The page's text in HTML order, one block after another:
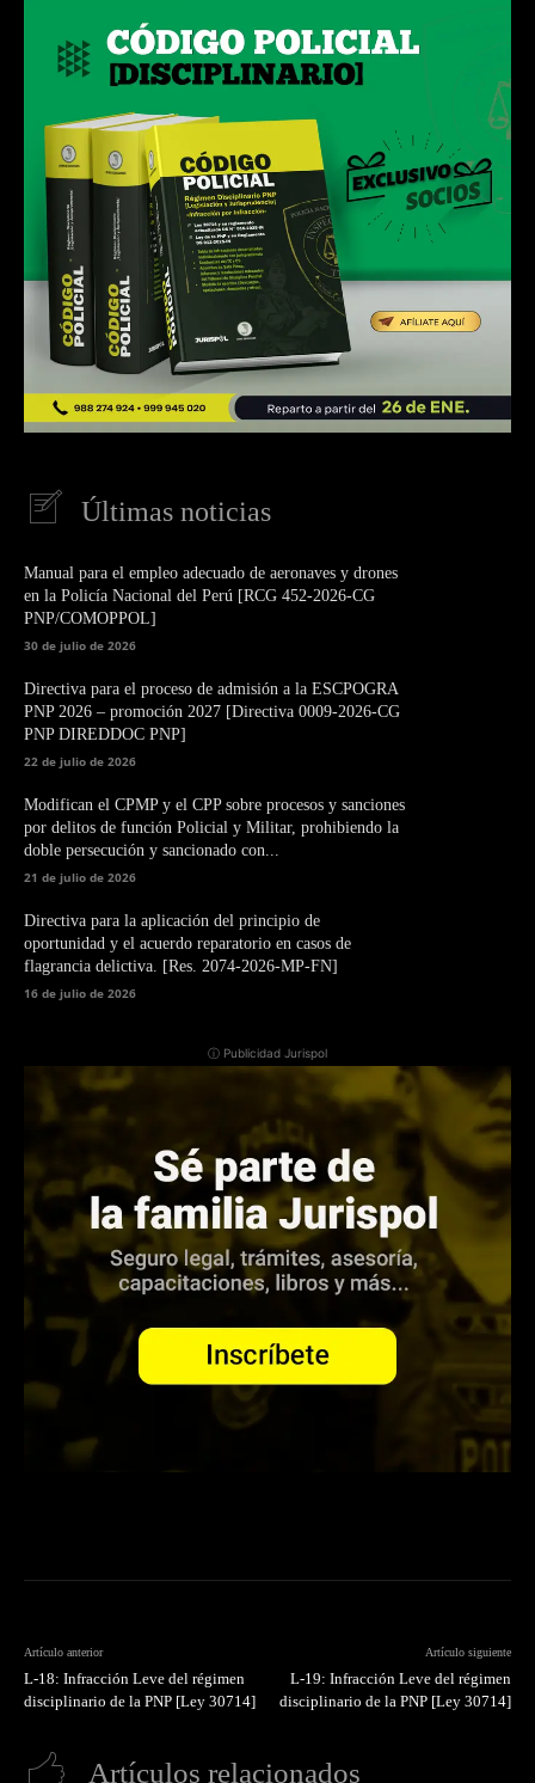
Últimas noticias
Manual para el empleo adecuado de aeronaves y drones
en la Policía Nacional del Perú [RCG 452-2026-CG
PNP/COMOPPOL]
30 de julio de 2026
Directiva para el proceso de admisión a la ESCPOGRA
PNP 2026 – promoción 2027 [Directiva 0009-2026-CG
PNP DIREDDOC PNP]
22 de julio de 2026
Modifican el CPMP y el CPP sobre procesos y sanciones
por delitos de función Policial y Militar, prohibiendo la
doble persecución y sancionado con...
21 de julio de 2026
Directiva para la aplicación del principio de
oportunidad y el acuerdo reparatorio en casos de
flagrancia delictiva. [Res. 2074-2026-MP-FN]
16 de julio de 2026
ⓘ Publicidad Jurispol
Artículo anterior
L-18: Infracción Leve del régimen
disciplinario de la PNP [Ley 30714]
Artículo siguiente
L-19: Infracción Leve del régimen
disciplinario de la PNP [Ley 30714]
Artículos relacionados